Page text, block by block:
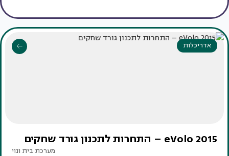
אדריכלות
eVolo 2015 – התחרות לתכנון גורד שחקים
מערכת בית ונוי